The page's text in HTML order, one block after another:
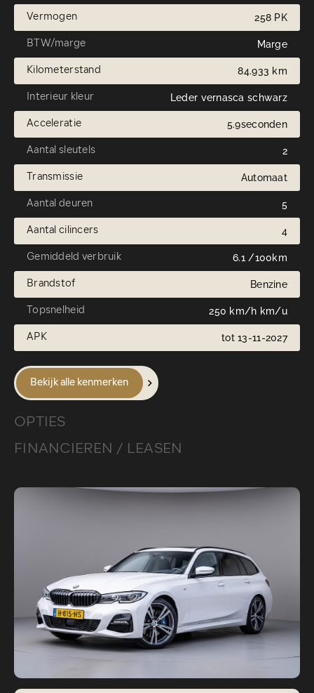
Vermogen 258 PK
BTW/marge Marge
Kilometerstand 84.933 km
Interieur kleur Leder vernasca schwarz
Acceleratie 5.9seconden
Aantal sleutels 2
Transmissie Automaat
Aantal deuren 5
Aantal cilincers 4
Gemiddeld verbruik 6.1 /100km
Brandstof Benzine
Topsnelheid 250 km/h km/u
APK tot 13-11-2027
Bekijk alle kenmerken
OPTIES
FINANCIEREN / LEASEN